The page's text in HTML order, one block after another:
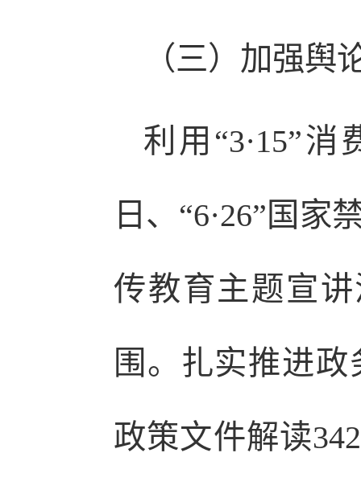
（三）加强舆
利用“3·15”
日、“6·26”国
传教育主题宣
围。扎实推进
政策文件解读